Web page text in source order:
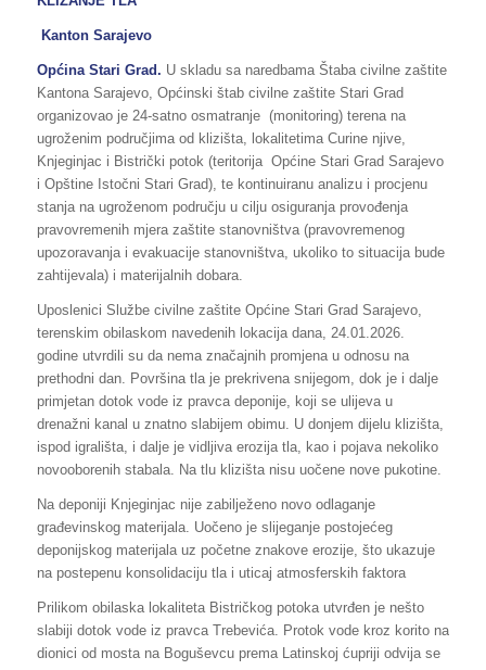
Kanton Sarajevo
Općina Stari Grad. U skladu sa naredbama Štaba civilne zaštite
Kantona Sarajevo, Općinski štab civilne zaštite Stari Grad
organizovao je 24-satno osmatranje (monitoring) terena na
ugroženim područjima od klizišta, lokalitetima Curine njive,
Knjeginjac i Bistrički potok (teritorija Općine Stari Grad Sarajevo
i Opštine Istočni Stari Grad), te kontinuiranu analizu i procjenu
stanja na ugroženom području u cilju osiguranja provođenja
pravovremenih mjera zaštite stanovništva (pravovremenog
upozoravanja i evakuacije stanovništva, ukoliko to situacija bude
zahtijevala) i materijalnih dobara.
Uposlenici Službe civilne zaštite Općine Stari Grad Sarajevo,
terenskim obilaskom navedenih lokacija dana, 24.01.2026.
godine utvrdili su da nema značajnih promjena u odnosu na
prethodni dan. Površina tla je prekrivena snijegom, dok je i dalje
primjetan dotok vode iz pravca deponije, koji se ulijeva u
drenažni kanal u znatno slabijem obimu. U donjem dijelu klizišta,
ispod igrališta, i dalje je vidljiva erozija tla, kao i pojava nekoliko
novooborenih stabala. Na tlu klizišta nisu uočene nove pukotine.
Na deponiji Knjeginjac nije zabilježeno novo odlaganje
građevinskog materijala. Uočeno je slijeganje postojećeg
deponijskog materijala uz početne znakove erozije, što ukazuje
na postepenu konsolidaciju tla i uticaj atmosferskih faktora
Prilikom obilaska lokaliteta Bistričkog potoka utvrđen je nešto
slabiji dotok vode iz pravca Trebevića. Protok vode kroz korito na
dionici od mosta na Boguševcu prema Latinskoj ćupriji odvija se